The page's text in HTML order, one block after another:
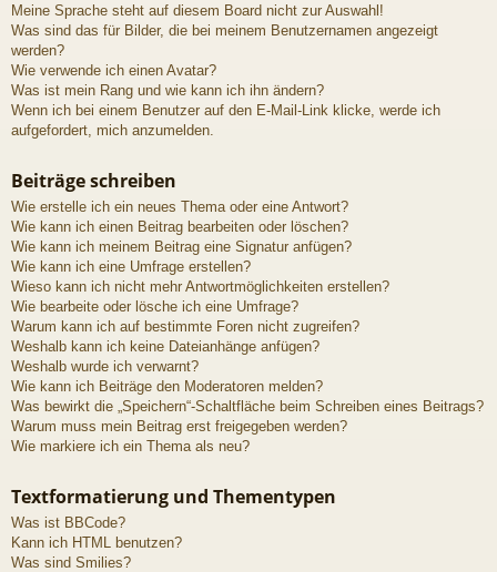
Meine Sprache steht auf diesem Board nicht zur Auswahl!
Was sind das für Bilder, die bei meinem Benutzernamen angezeigt
werden?
Wie verwende ich einen Avatar?
Was ist mein Rang und wie kann ich ihn ändern?
Wenn ich bei einem Benutzer auf den E-Mail-Link klicke, werde ich
aufgefordert, mich anzumelden.
Beiträge schreiben
Wie erstelle ich ein neues Thema oder eine Antwort?
Wie kann ich einen Beitrag bearbeiten oder löschen?
Wie kann ich meinem Beitrag eine Signatur anfügen?
Wie kann ich eine Umfrage erstellen?
Wieso kann ich nicht mehr Antwortmöglichkeiten erstellen?
Wie bearbeite oder lösche ich eine Umfrage?
Warum kann ich auf bestimmte Foren nicht zugreifen?
Weshalb kann ich keine Dateianhänge anfügen?
Weshalb wurde ich verwarnt?
Wie kann ich Beiträge den Moderatoren melden?
Was bewirkt die „Speichern“-Schaltfläche beim Schreiben eines Beitrags?
Warum muss mein Beitrag erst freigegeben werden?
Wie markiere ich ein Thema als neu?
Textformatierung und Thementypen
Was ist BBCode?
Kann ich HTML benutzen?
Was sind Smilies?